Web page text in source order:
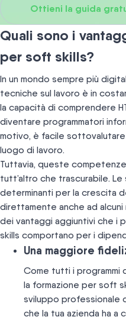
Ottieni la guida
Quali sono i
per soft skills?
In un mondo sempre più
tecniche sul lavoro è in
la capacità di comprendere
diventare programmatori
motivo, è facile sottovalutare
luogo di lavoro.
Tuttavia, queste
tutt’altro che trascurabile.
determinanti per la crescita
direttamente anche ad alcuni
dei vantaggi aggiuntivi che i
skills comportano per i
Una maggiore
Come tutti i programmi
la formazione per soft
sviluppo professionale
che la tua azienda ha a